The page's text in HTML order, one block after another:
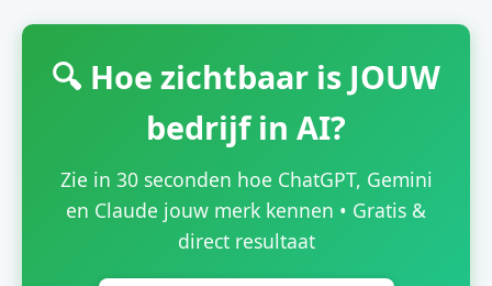
🔍 Hoe zichtbaar is JOUW
bedrijf in AI?
Zie in 30 seconden hoe ChatGPT, Gemini
en Claude jouw merk kennen • Gratis &
direct resultaat